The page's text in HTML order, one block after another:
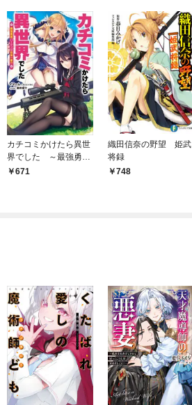
カチコミかけたら異世
界でした ～最強勇者
パーティは任侠一
671
織田信奈の野望 姫武
将録
748